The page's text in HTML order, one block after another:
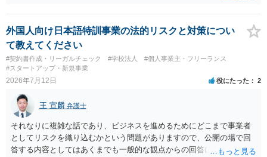
外国人向け日本語特訓事業の法的リスクと対策につい
て教えてください
#契約書作成・リーガルチェック #学校法人
#個人事業主・フリーランス
#スタートアップ・新規事業
2026年7月12日 役にたった 2
王 宣麟 弁護士
それなりに複雑な話であり、ビジネスを進めるためにどこまで事業者
としてリスクを織り込むかという問題がありますので、公開の場で回
答する内容としてはあくまでも一般的な観点からの回答になります